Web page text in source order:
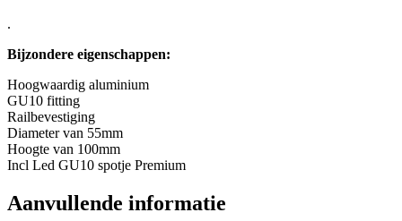
.
Bijzondere eigenschappen:
Hoogwaardig aluminium
GU10 fitting
Railbevestiging
Diameter van 55mm
Hoogte van 100mm
Incl Led GU10 spotje Premium
Aanvullende informatie